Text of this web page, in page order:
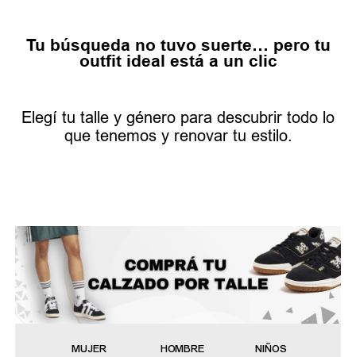
Tu búsqueda no tuvo suerte… pero tu
outfit ideal está a un clic
Elegí tu talle y género para descubrir todo lo
que tenemos y renovar tu estilo.
MUJER HOMBRE NIÑOS